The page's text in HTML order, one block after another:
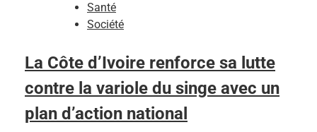
Santé
Société
La Côte d’Ivoire renforce sa lutte
contre la variole du singe avec un
plan d’action national